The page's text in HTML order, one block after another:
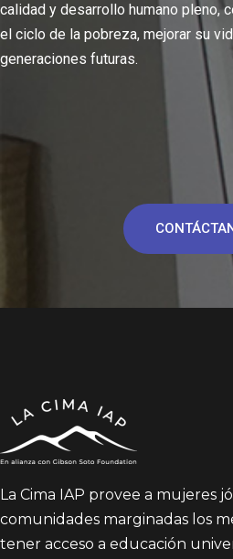
calidad y desarrollo humano pleno,
el ciclo de la pobreza, mejorar su
generaciones futuras.
La Cima IAP provee a mujeres
comunidades marginadas los
tener acceso a educación